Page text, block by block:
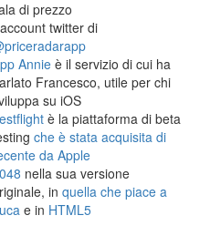
di prezzo
twitter di
Annie è il servizio di cui ha
Francesco, utile per chi
su iOS
è la piattaforma di beta
che è stata acquisita di
da Apple
nella sua versione
inquella che piace a
e in HTML5